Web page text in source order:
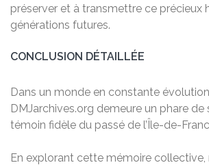
préserver et à transmettre ce précieux
générations futures.
CONCLUSION DÉTAILLÉE
Dans un monde en constante
DMJarchives.org demeure un phare de
témoin fidèle du passé de l’Île-de-
En explorant cette mémoire